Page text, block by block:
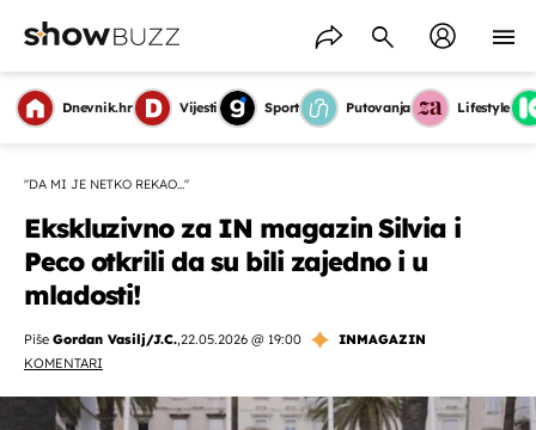
Dnevnik.hr Vijesti Sport Putovanja Lifestyle
''DA MI JE NETKO REKAO...''
Ekskluzivno za IN magazin Silvia i
Peco otkrili da su bili zajedno i u
mladosti!
Piše Gordan Vasilj/J.C.,22.05.2026 @ 19:00
INMAGAZIN
KOMENTARI